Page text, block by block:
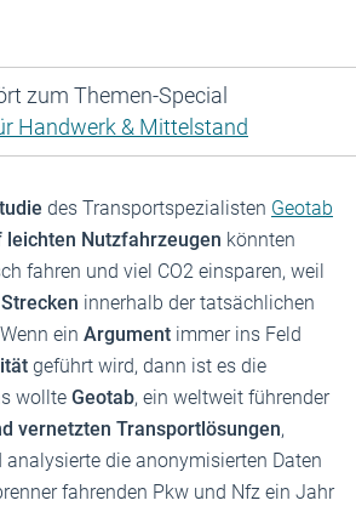
zum Themen-Special
Handwerk & Mittelstand
des Transportspezialisten Geotab
leichten Nutzfahrzeugen könnten
fahren und viel CO2 einsparen, weil
innerhalb der tatsächlichen
ein Argument immer ins Feld
geführt wird, dann ist es die
wollte Geotab, ein weltweit führender
vernetzten Transportlösungen,
die anonymisierten Daten
fahrenden Pkw und Nfz ein Jahr